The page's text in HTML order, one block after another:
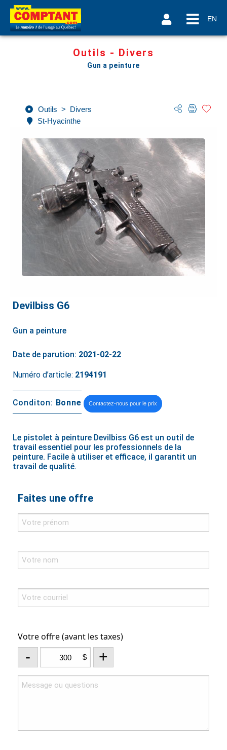
EN
Outils - Divers
Gun a peinture
Outils > Divers
St-Hyacinthe
Devilbiss G6
Gun a peinture
Date de parution: 2021-02-22
Numéro d’article: 2194191
Conditon: Bonne Contactez-nous pour le prix
Le pistolet à peinture Devilbiss G6 est un outil de
travail essentiel pour les professionnels de la
peinture. Facile à utiliser et efficace, il garantit un
travail de qualité.
Faites une offre
Votre offre (avant les taxes)
- $ +